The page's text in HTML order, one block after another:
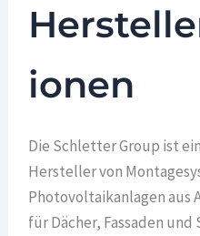
ionen
Die Schletter Group ist
Hersteller von
Photovoltaikanlagen aus
für Dächer, Fassaden